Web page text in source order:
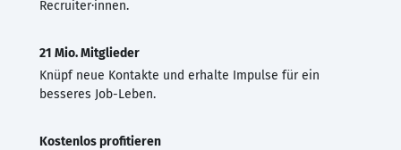
Recruiter·innen.
21 Mio. Mitglieder
Knüpf neue Kontakte und erhalte Impulse für ein
besseres Job-Leben.
Kostenlos profitieren